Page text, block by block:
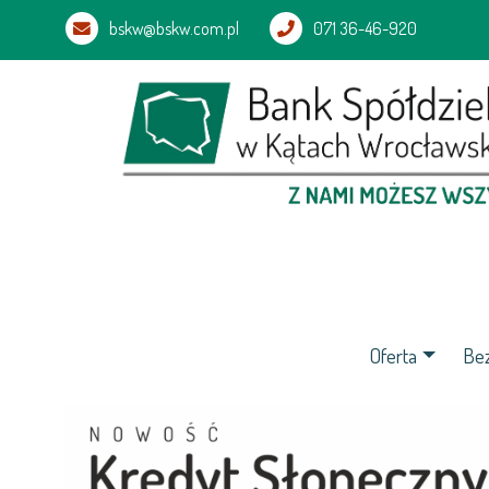
bskw@bskw.com.pl 071 36-46-920
Oferta